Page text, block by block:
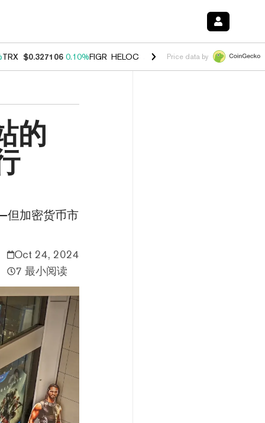
TRX $0.327106 0.10%FIGR_HELOC $1.028 0.80%HYPE $54.25 -
Price data by
的
但加密货币市
Oct 24, 2024
7 最小阅读